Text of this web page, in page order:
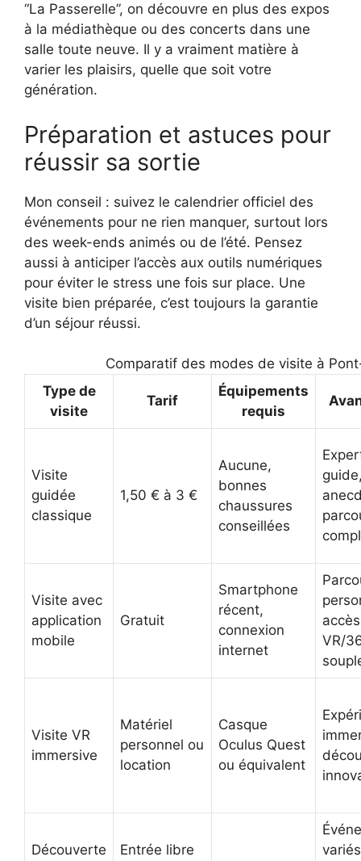
“La Passerelle”, on découvre en plus des expos
à la médiathèque ou des concerts dans une
salle toute neuve. Il y a vraiment matière à
varier les plaisirs, quelle que soit votre
génération.
Préparation et astuces pour
réussir sa sortie
Mon conseil : suivez le calendrier officiel des
événements pour ne rien manquer, surtout lors
des week-ends animés ou de l’été. Pensez
aussi à anticiper l’accès aux outils numériques
pour éviter le stress une fois sur place. Une
visite bien préparée, c’est toujours la garantie
d’un séjour réussi.
Comparatif des modes de visite à
Type de
visite
Tarif
Équipements
requis
Visite
guidée
classique
1,50 € à 3 €
Aucune,
bonnes
chaussures
conseillées
Visite avec
application
mobile
Gratuit
Smartphone
récent,
connexion
internet
accès
VR/
Visite VR
immersive
Matériel
personnel ou
location
Casque
Oculus Quest
ou équivalent
Découverte
Entrée libre